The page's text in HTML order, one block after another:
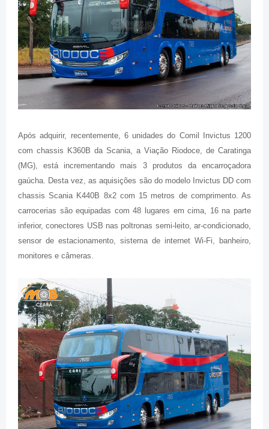
Após adquirir, recentemente, 6 unidades do Comil Invictus 1200
com chassis K360B da Scania, a Viação Riodoce, de Caratinga
(MG), está incrementando mais 3 produtos da encarroçadora
gaúcha. Desta vez, as aquisições são do modelo Invictus DD com
chassis Scania K440B 8x2 com 15 metros de comprimento. As
carrocerias são equipadas com 48 lugares em cima, 16 na parte
inferior, conectores USB nas poltronas semi-leito, ar-condicionado,
sensor de estacionamento, sistema de internet Wi-Fi, banheiro,
monitores e câmeras.